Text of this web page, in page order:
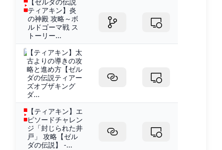
ティアキン】炎
の神殿 攻略～ボ
ルドゴーマ戦 ス
トーリー...
【ティアキン】太
古よりの導きの攻
略と進め方【ゼル
ダの伝説ティアー
ズオブザキング
ダ...
【ティアキン】エ
ピソードチャレン
ジ「封じられた井
戸」 攻略【ゼル
ダの伝説】 -...